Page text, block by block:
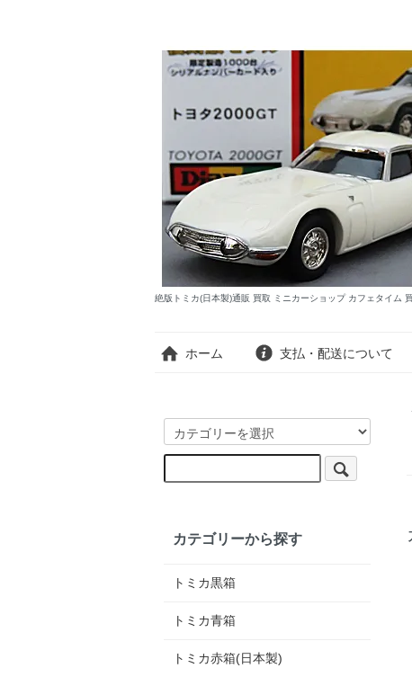
絶版トミカ(日本製)通販 買取 ミニカーショップ カフェタイム
ホーム 支払・配送について
カテゴリーから探す
トミカ黒箱
トミカ青箱
トミカ赤箱(日本製)